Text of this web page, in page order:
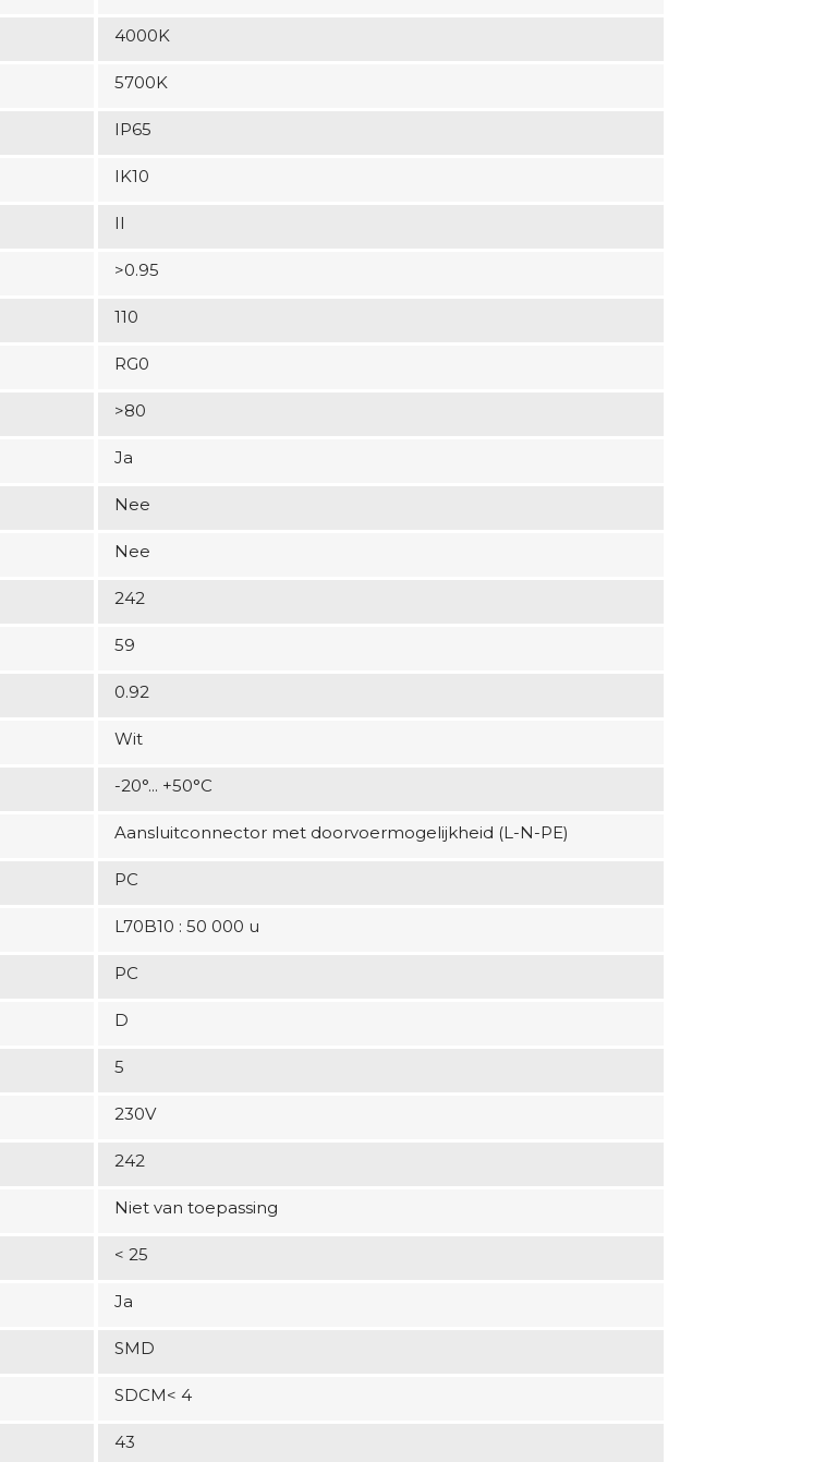
4000K
5700K
IP65
IK10
II
>0.95
110
RG0
>80
Ja
Nee
Nee
242
59
0.92
Wit
-20°... +50°C
Aansluitconnector met doorvoermogelijkheid (L-N-PE)
PC
L70B10 : 50 000 u
PC
D
5
230V
242
Niet van toepassing
< 25
Ja
SMD
SDCM< 4
43